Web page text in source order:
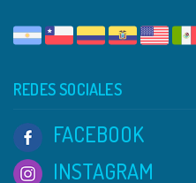
REDES SOCIALES
FACEBOOK
INSTAGRAM